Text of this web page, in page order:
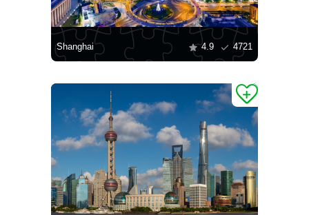
Shanghai 4.9 4721